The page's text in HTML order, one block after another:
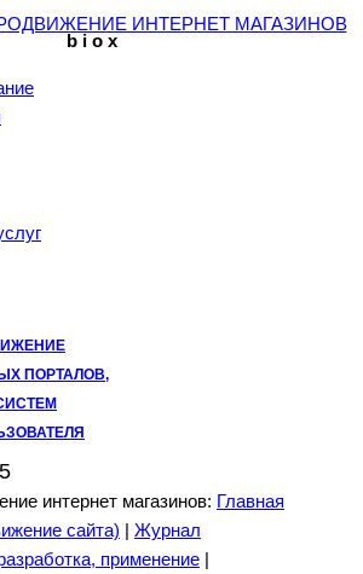
b i o x
ПОРТАЛОВ,
интернет магазинов: Главная
сайта) | Журнал
применение |